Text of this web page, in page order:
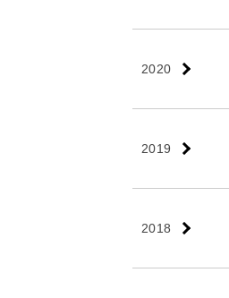
2020
2019
2018